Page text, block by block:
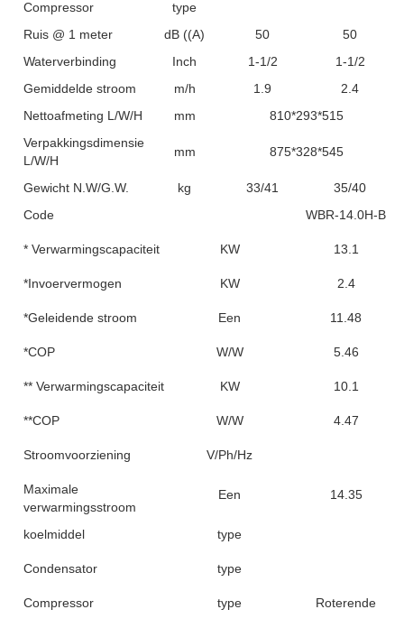
Compressor
type
Ruis @ 1 meter
dB ((A) 50
50
Waterverbinding
Inch 1-1/2
1-1/2
Gemiddelde stroom
m/h 1.9
2.4
Nettoafmeting L/W/H
mm
810*293*515
Verpakkingsdimensie
L/W/H
mm 875*328*545
Gewicht N.W/G.W. kg 33/41
35/40
Code
WBR-14.0H-B
* Verwarmingscapaciteit KW 13.1
*Invoervermogen KW 2.4
*Geleidende stroom Een 11.48
*COP W/W 5.46
** Verwarmingscapaciteit KW 10.1
**COP W/W 4.47
Stroomvoorziening V/Ph/Hz
Maximale
verwarmingsstroom
Een 14.35
koelmiddel type
Condensator type
Compressor type Roterende